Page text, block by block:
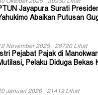
Oktober 2025 30930 Lihat
Jayapura Surati
Abaikan Putusan
November 2025 28720 Lihat
Istri Pejabat Pajak di
Pelaku Diduga Bekas
Januari 2026 21419 Lihat